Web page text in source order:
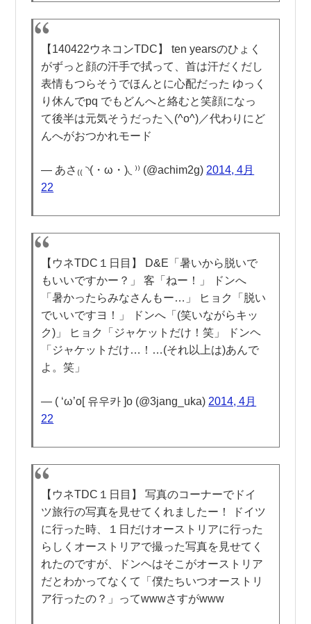
【140422ウネコンTDC】 ten yearsのひょく
がずっと顔の汗手で拭って、首は汗だくだし
表情もつらそうでほんとに心配だった ゆっく
り休んでpq でもどんへと絡むと笑顔になっ
て後半は元気そうだった＼(^o^)／代わりにど
んへがおつかれモード
— あさ₍₍ ◝(・ω・)◟ ⁾⁾ (@achim2g) 2014, 4月
22
【ウネTDC１日目】 D&E「暑いから脱いで
もいいですかー？」 客「ねー！」 ドンへ
「暑かったらみなさんもー…」 ヒョク「脱い
でいいですヨ！」 ドンへ「(笑いながらキッ
ク)」 ヒョク「ジャケットだけ！笑」 ドンヘ
「ジャケットだけ…！…(それ以上は)あんで
よ。笑」
— ( ‘ω’o[ 유우카 ]o (@3jang_uka) 2014, 4月
22
【ウネTDC１日目】 写真のコーナーでドイ
ツ旅行の写真を見せてくれましたー！ ドイツ
に行った時、１日だけオーストリアに行った
らしくオーストリアで撮った写真を見せてく
れたのですが、ドンヘはそこがオーストリア
だとわかってなくて「僕たちいつオーストリ
ア行ったの？」ってwwwさすがwww